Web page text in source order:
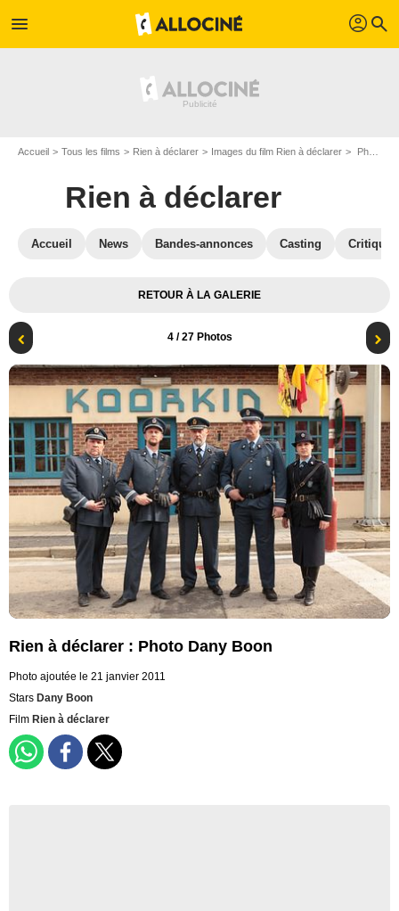
menu profil search
Accueil Tous les films Rien à déclarer Images du film Rien à déclarer Photo du film Rien à déclarer - Photo 4
Rien à déclarer
Accueil News Bandes-annonces Casting
RETOUR À LA GALERIE
4/ 27 Photos
Rien à déclarer : Photo Dany Boon
Photo ajoutée le 21 janvier 2011
Stars Dany Boon
Film Rien à déclarer